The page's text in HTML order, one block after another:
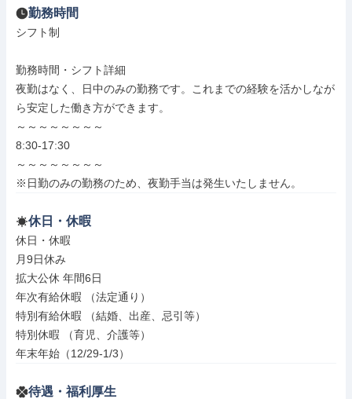
勤務時間
シフト制
勤務時間・シフト詳細
夜勤はなく、日中のみの勤務です。これまでの経験を活かしなが
ら安定した働き方ができます。
～～～～～～～～
8:30-17:30
～～～～～～～～
※日勤のみの勤務のため、夜勤手当は発生いたしません。
休日・休暇
休日・休暇
月9日休み
拡大公休 年間6日
年次有給休暇 （法定通り）
特別有給休暇 （結婚、出産、忌引等）
特別休暇 （育児、介護等）
年末年始（12/29-1/3）
待遇・福利厚生